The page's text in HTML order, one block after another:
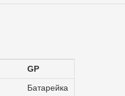
GP
Батарейка